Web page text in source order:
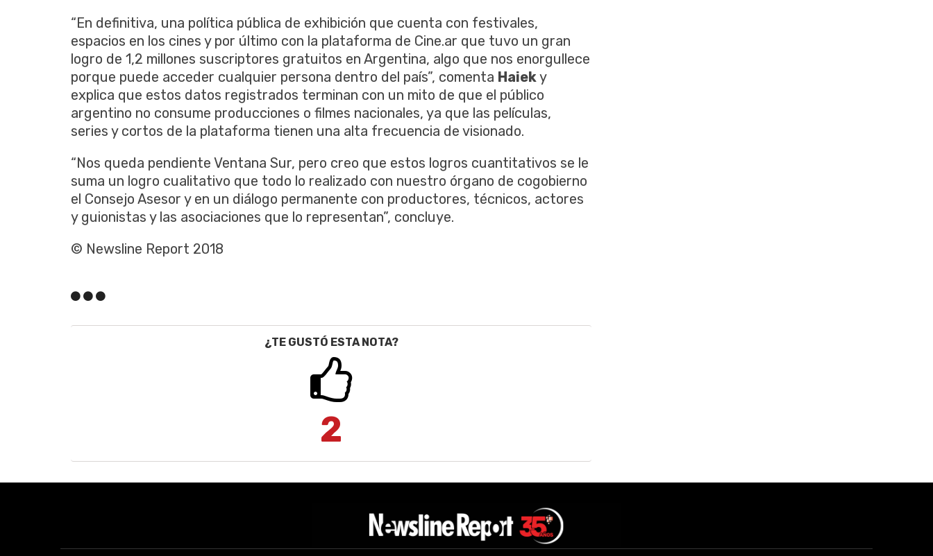
“En definitiva, una política pública de exhibición que cuenta con festivales,
espacios en los cines y por último con la plataforma de Cine.ar que tuvo un gran
logro de 1,2 millones suscriptores gratuitos en Argentina, algo que nos enorgullece
porque puede acceder cualquier persona dentro del país”, comenta Haiek y
explica que estos datos registrados terminan con un mito de que el público
argentino no consume producciones o filmes nacionales, ya que las películas,
series y cortos de la plataforma tienen una alta frecuencia de visionado.
“Nos queda pendiente Ventana Sur, pero creo que estos logros cuantitativos se le
suma un logro cualitativo que todo lo realizado con nuestro órgano de cogobierno
el Consejo Asesor y en un diálogo permanente con productores, técnicos, actores
y guionistas y las asociaciones que lo representan”, concluye.
© Newsline Report 2018
¿TE GUSTÓ ESTA NOTA?
2